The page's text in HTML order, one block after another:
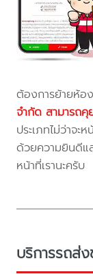
ต้องการย้ายห้
จำกัด สามารถคุ
ประเภทไม่ว่าจะ
ด้วยความยินดีแ
หน้าที่เรานะครับ
บริการรถส่